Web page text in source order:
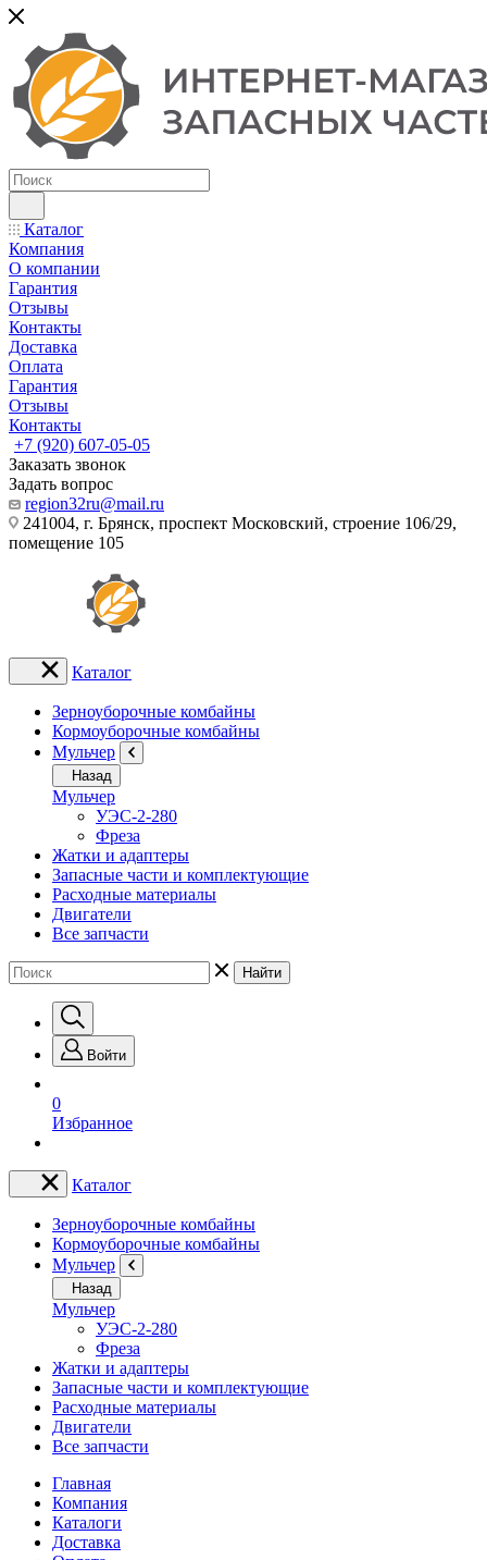
Каталог
Компания
О компании
Гарантия
Отзывы
Контакты
Доставка
Оплата
Гарантия
Отзывы
Контакты
+7 (920) 607-05-05
Заказать звонок
Задать вопрос
region32ru@mail.ru
241004, г. Брянск, проспект Московский, строение 106/29,
помещение 105
Каталог
Зерноуборочные комбайны
Кормоуборочные комбайны
Мульчер
Назад
Мульчер
УЭС-2-280
Фреза
Жатки и адаптеры
Запасные части и комплектующие
Расходные материалы
Двигатели
Все запчасти
Найти
Войти
0
Избранное
Каталог
Зерноуборочные комбайны
Кормоуборочные комбайны
Мульчер
Назад
Мульчер
УЭС-2-280
Фреза
Жатки и адаптеры
Запасные части и комплектующие
Расходные материалы
Двигатели
Все запчасти
Главная
Компания
Каталоги
Доставка